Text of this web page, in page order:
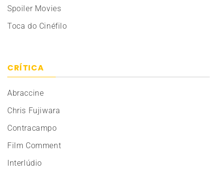
Spoiler Movies
Toca do Cinéfilo
CRÍTICA
Abraccine
Chris Fujiwara
Contracampo
Film Comment
Interlúdio